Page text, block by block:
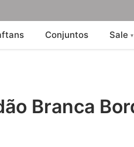
Conjuntos Sale
Branca